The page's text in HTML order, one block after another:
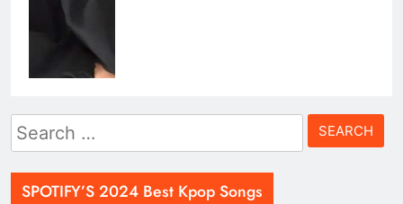
Search
for:
SPOTIFY’S 2024 Best Kpop Songs